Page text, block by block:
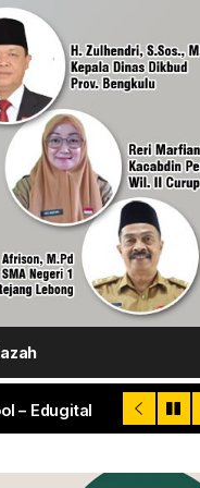
dari 9.300 SMA Indonesia
– Edugital